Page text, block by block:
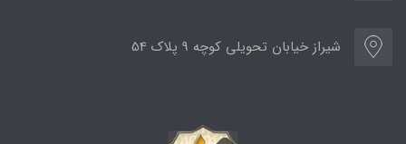
شیراز خیابان تحویلی کوچه 9 پلاک 54